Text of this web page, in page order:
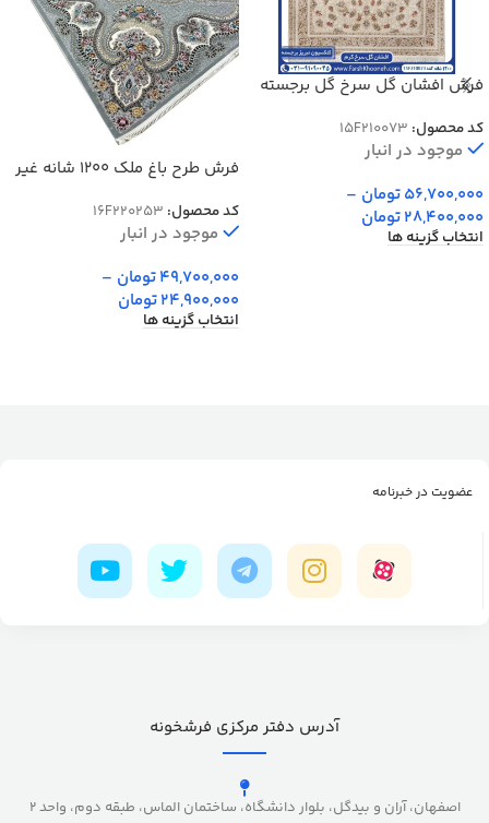
فرش افشان گل سرخ گل برجسته
کد محصول: 15F210073
موجود در انبار
56,700,000تومان –
28,400,000تومان
انتخاب گزینه ها
فرش طرح باغ ملک 1200 شانه غیر
کد محصول: 16F220253
موجود در انبار
49,700,000تومان –
24,900,000تومان
انتخاب گزینه ها
عضویت در خبرنامه
آدرس دفتر مرکزی فرشخونه
اصفهان، آران و بیدگل، بلوار دانشگاه، ساختمان الماس، طبقه دوم، واحد 2